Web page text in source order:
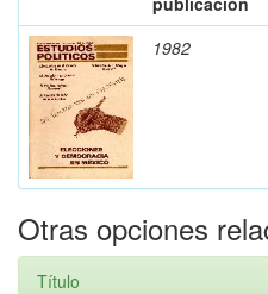
1982
Otras opciones
Título